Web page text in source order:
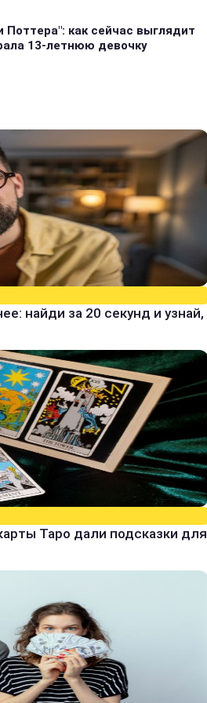
Поттера": как сейчас выглядит
13-летнюю девочку
найди за 20 секунд и узнай,
Таро дали подсказки для